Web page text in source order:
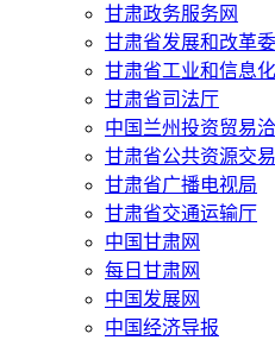
甘肃政务服务网
甘肃省发展和改革
甘肃省工业和信息
甘肃省司法厅
中国兰州投资贸易
甘肃省公共资源交
甘肃省广播电视局
甘肃省交通运输厅
中国甘肃网
每日甘肃网
中国发展网
中国经济导报